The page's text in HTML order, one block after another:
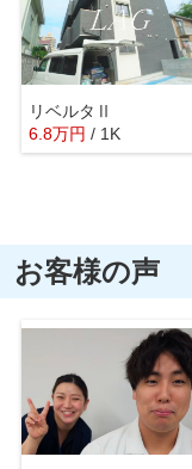
リベルタⅡ
6.8万円 / 1K
お客様の声